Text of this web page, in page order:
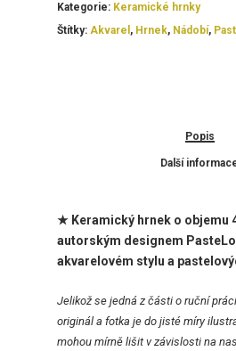
Kategorie: Keramické hrnky
Štítky: Akvarel , Hrnek, Nádobí,
Popis
Další
★ Keramický hrnek o objemu
autorským designem
akvarelovém stylu a
Jelikož se jedná z části o ruční
originál a fotka je do jisté míry
mohou mírně lišit v závislosti na